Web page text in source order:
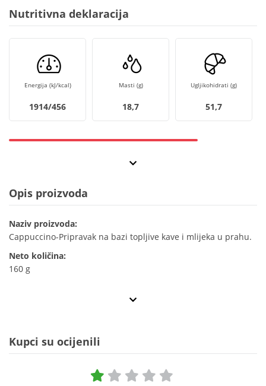
Nutritivna deklaracija
Energija (kJ/kcal)
1914/456
Masti (g)
18,7
Ugljikohidrati (g)
51,7
Opis proizvoda
Naziv proizvoda:
Cappuccino-Pripravak na bazi topljive kave i mlijeka u prahu.
Neto količina:
160 g
Kupci su ocijenili